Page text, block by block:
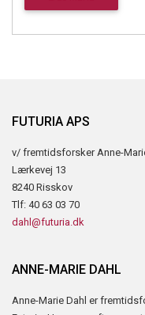
FUTURIA APS
v/ fremtidsforsker Anne-
Lærkevej 13
8240 Risskov
Tlf: 40 63 03 70
dahl@futuria.dk
ANNE-MARIE DAHL
Anne-Marie Dahl er